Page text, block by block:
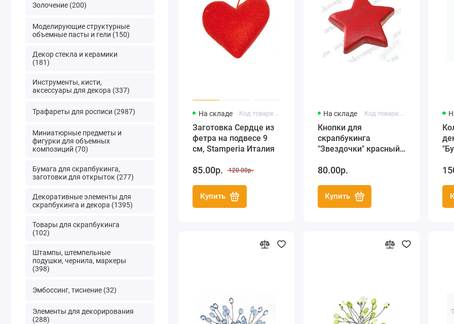
Золочение (200)
Моделирующие структурные
объемные пасты и гели (150)
Декор стекла и керамики
(181)
Инструменты, кисти,
аксессуары для декора (337)
Трафареты для росписи (2987)
Миниатюрные предметы и
фигурки для объемных
композиций (70)
Бумага для скрапбукинга,
заготовки для открыток (277)
Декоративные элементы для
скрапбукинга и декора (1395)
Товары для скрапбукинга
(102)
Штампы, штемпельные
подушки, чернила, маркеры
(398)
Эмбоссинг, тиснение (32)
Элементы для декорирования
(288)
На складе Код товара: FLF015
Заготовка Сердце из
фетра на подвесе 9
см, Stamperia Италия
85.00р. 120.00р.
Купить
На складе Код товара: 6257 151
Кнопки для
скрапбукинга
"Звездочки" красный,
prandell (Германия)
80.00р.
Купить